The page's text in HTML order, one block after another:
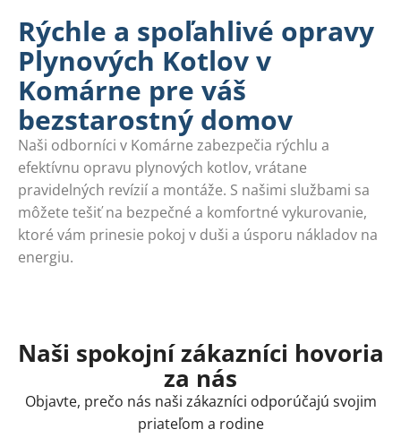
Rýchle a spoľahlivé opravy
Plynových Kotlov v
Komárne pre váš
bezstarostný domov
Naši odborníci v Komárne zabezpečia rýchlu a
efektívnu opravu plynových kotlov, vrátane
pravidelných revízií a montáže. S našimi službami sa
môžete tešiť na bezpečné a komfortné vykurovanie,
ktoré vám prinesie pokoj v duši a úsporu nákladov na
energiu.
Naši spokojní zákazníci hovoria
za nás
Objavte, prečo nás naši zákazníci odporúčajú svojim
priateľom a rodine